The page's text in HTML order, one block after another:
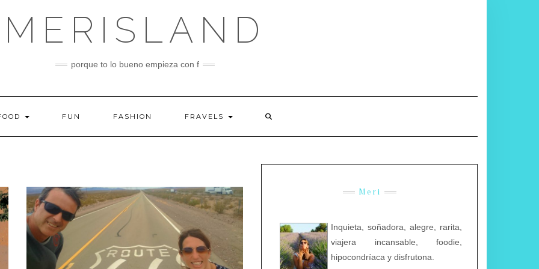
MERISLAND
porque to lo bueno empieza con f
FUN FASHION FRAVELS
Meri
Inquieta, soñadora, alegre, rarita,
viajera incansable, foodie,
hipocondríaca y disfrutona.